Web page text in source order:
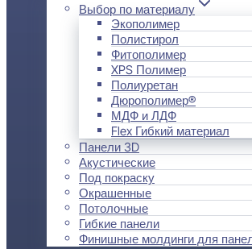
Выбор по материалу
Экополимер
Полистирол
Фитополимер
XPS Полимер
Полиуретан
Дюрополимер®
МДФ и ЛДФ
Flex Гибкий материал
Панели 3D
Акустические
Под покраску
Окрашенные
Потолочные
Гибкие панели
Финишные молдинги для